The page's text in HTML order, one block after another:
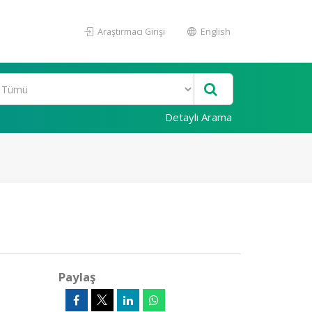
Araştırmacı Girişi English
Detaylı Arama
Paylaş